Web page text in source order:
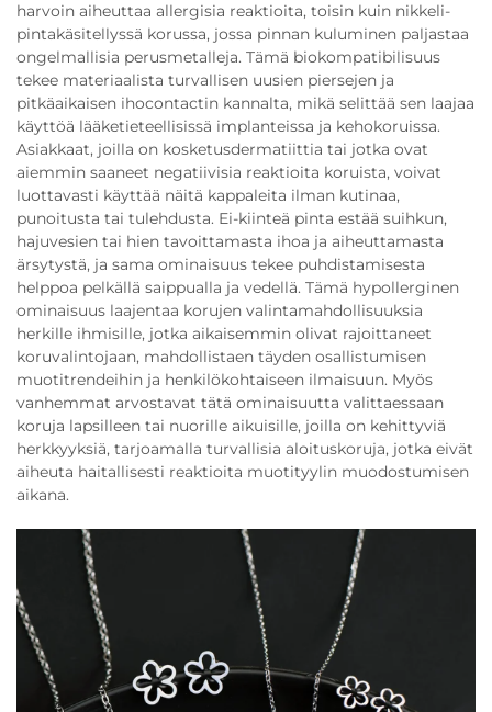
harvoin aiheuttaa allergisia reaktioita, toisin kuin nikkeli-
pintakäsitellyssä korussa, jossa pinnan kuluminen paljastaa
ongelmallisia perusmetalleja. Tämä biokompatibilisuus
tekee materiaalista turvallisen uusien piersejen ja
pitkäaikaisen ihocontactin kannalta, mikä selittää sen laajaa
käyttöä lääketieteellisissä implanteissa ja kehokoruissa.
Asiakkaat, joilla on kosketusdermatiittia tai jotka ovat
aiemmin saaneet negatiivisia reaktioita koruista, voivat
luottavasti käyttää näitä kappaleita ilman kutinaa,
punoitusta tai tulehdusta. Ei-kiinteä pinta estää suihkun,
hajuvesien tai hien tavoittamasta ihoa ja aiheuttamasta
ärsytystä, ja sama ominaisuus tekee puhdistamisesta
helppoa pelkällä saippualla ja vedellä. Tämä hypollerginen
ominaisuus laajentaa korujen valintamahdollisuuksia
herkille ihmisille, jotka aikaisemmin olivat rajoittaneet
koruvalintojaan, mahdollistaen täyden osallistumisen
muotitrendeihin ja henkilökohtaiseen ilmaisuun. Myös
vanhemmat arvostavat tätä ominaisuutta valittaessaan
koruja lapsilleen tai nuorille aikuisille, joilla on kehittyviä
herkkyyksiä, tarjoamalla turvallisia aloituskoruja, jotka eivät
aiheuta haitallisesti reaktioita muotityylin muodostumisen
aikana.